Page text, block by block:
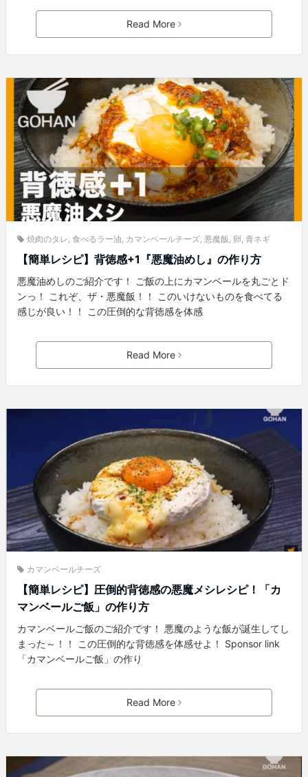
Read More
焼肉のタレ 食べるラー油 カマンベールチーズ 悪魔飯 卵 青ネギ
【簡単レシピ】背徳感+1『悪魔油めし』の作り方
悪魔油めしのご紹介です！ ご飯の上にカマンベールを丸ごとド
ンっ！ これぞ、ザ・悪魔飯！！ このいけないものを食べてる
感じが良い！！ この圧倒的な背徳感を体感
Read More
カマンベールチーズ
【簡単レシピ】圧倒的背徳感の悪魔メシレシピ！「カ
マンベールご飯」の作り方
カマンベールご飯のご紹介です！ 悪魔のような飯が誕生してし
まった～！！ この圧倒的な背徳感を体感せよ！ Sponsor link
「カマンベールご飯」の作り
Read More